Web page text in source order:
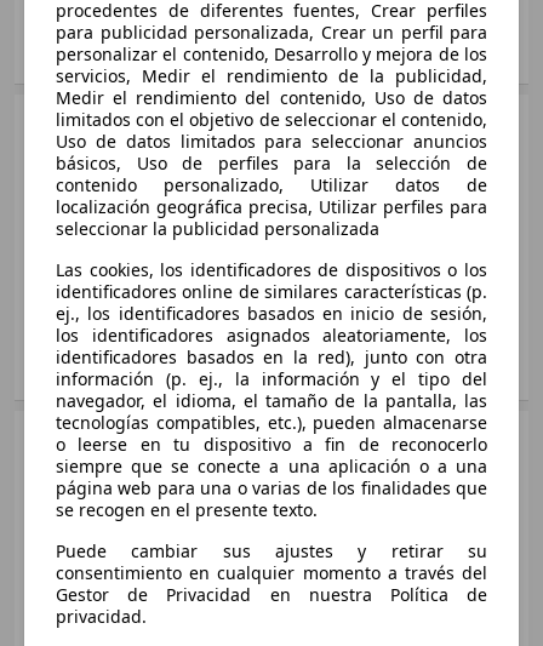
Ø 5.7 - 7.0 l/100km
XJ 3.0D SWB Portfolio Aut.
221 KW (300 PS)
Ø 5.7 - 7.0 l/100km
XJ 3.0D SWB Premium Luxury Aut.
221 KW (300 PS)
Ø 5.7 - 7.0 l/100km
XJ 3.0D SWB R-Sport Aut.
221 KW (300 PS)
Ø 5.9 - 7.0 l/100km
XJ 3.0 LWB Portfolio AWD Aut.
250 KW (340 PS)
Ø 9.8 l/100km
XJ 3.0 SWB Premium Luxury AWD Aut.
250 KW (340 PS)
Ø 9.8 l/100km
XJ 3.0 SWB R-Sport AWD Aut.
250 KW (340 PS)
Ø 9.8 l/100km
Asientos:
5
Mostrar variantes
Sedán
Gasolina
250 KW (340 PS)
Ø 9.8 l/100km
XJ 3.0 SC LWB Portfolio Aut.
250 KW (340 PS)
Ø 9.4 l/100km
XJ 3.0 SC LWB Premium Luxury AWD Aut.
250 KW (340 PS)
Ø 9.8 l/100km
XJ 3.0 SC LWB Premium Luxury Aut.
250 KW (340 PS)
2012 - 2016
JaguarXJ Diesel
Medidas
(L/A/A):
desde 5127 x 1899 x 1456 mm
Potencia:
202 KW (275 PS)
Puertas:
4
Asientos:
5
Mostrar variantes
Sedán
Diésel
XJ 3.0D LWB Portfolio Aut.
202 KW (275 PS)
Ø 6.3 l/100km
2009 - 2012
JaguarXJ
Medidas
(L/A/A):
desde 5122 x 1894 x 1448 mm
Potencia:
283 - 375 KW (385 - 510 PS)
Puertas:
4
procedentes de diferentes fuentes, Crear perfiles
para publicidad personalizada, Crear un perfil para
personalizar el contenido, Desarrollo y mejora de los
servicios, Medir el rendimiento de la publicidad,
Medir el rendimiento del contenido, Uso de datos
limitados con el objetivo de seleccionar el contenido,
Uso de datos limitados para seleccionar anuncios
básicos, Uso de perfiles para la selección de
contenido personalizado, Utilizar datos de
localización geográfica precisa, Utilizar perfiles para
seleccionar la publicidad personalizada
Las cookies, los identificadores de dispositivos o los
identificadores online de similares características (p.
ej., los identificadores basados en inicio de sesión,
los identificadores asignados aleatoriamente, los
identificadores basados en la red), junto con otra
información (p. ej., la información y el tipo del
navegador, el idioma, el tamaño de la pantalla, las
tecnologías compatibles, etc.), pueden almacenarse
o leerse en tu dispositivo a fin de reconocerlo
siempre que se conecte a una aplicación o a una
página web para una o varias de los finalidades que
se recogen en el presente texto.
Puede cambiar sus ajustes y retirar su
consentimiento en cualquier momento a través del
Gestor de Privacidad en nuestra Política de
privacidad.